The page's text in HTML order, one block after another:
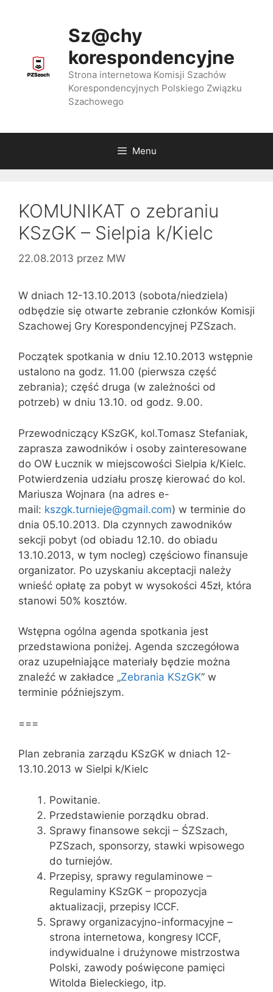
Sz@chy
korespondencyjne
Strona internetowa Komisji Szachów
Korespondencyjnych Polskiego Związku
Szachowego
Menu
KOMUNIKAT o zebraniu
KSzGK – Sielpia k/Kielc
22.08.2013 przez MW
W dniach 12-13.10.2013 (sobota/niedziela)
odbędzie się otwarte zebranie członków Komisji
Szachowej Gry Korespondencyjnej PZSzach.
Początek spotkania w dniu 12.10.2013 wstępnie
ustalono na godz. 11.00 (pierwsza część
zebrania); część druga (w zależności od
potrzeb) w dniu 13.10. od godz. 9.00.
Przewodniczący KSzGK, kol.Tomasz Stefaniak,
zaprasza zawodników i osoby zainteresowane
do OW Łucznik w miejscowości Sielpia k/Kielc.
Potwierdzenia udziału proszę kierować do kol.
Mariusza Wojnara (na adres e-
mail: kszgk.turnieje@gmail.com) w terminie do
dnia 05.10.2013. Dla czynnych zawodników
sekcji pobyt (od obiadu 12.10. do obiadu
13.10.2013, w tym nocleg) częściowo finansuje
organizator. Po uzyskaniu akceptacji należy
wnieść opłatę za pobyt w wysokości 45zł, która
stanowi 50% kosztów.
Wstępna ogólna agenda spotkania jest
przedstawiona poniżej. Agenda szczegółowa
oraz uzupełniające materiały będzie można
znaleźć w zakładce „Zebrania KSzGK” w
terminie późniejszym.
===
Plan zebrania zarządu KSzGK w dniach 12-
13.10.2013 w Sielpi k/Kielc
Powitanie.
Przedstawienie porządku obrad.
Sprawy finansowe sekcji – ŚZSzach,
PZSzach, sponsorzy, stawki wpisowego
do turniejów.
Przepisy, sprawy regulaminowe –
Regulaminy KSzGK – propozycja
aktualizacji, przepisy ICCF.
Sprawy organizacyjno-informacyjne –
strona internetowa, kongresy ICCF,
indywidualne i drużynowe mistrzostwa
Polski, zawody poświęcone pamięci
Witolda Bieleckiego, itp.